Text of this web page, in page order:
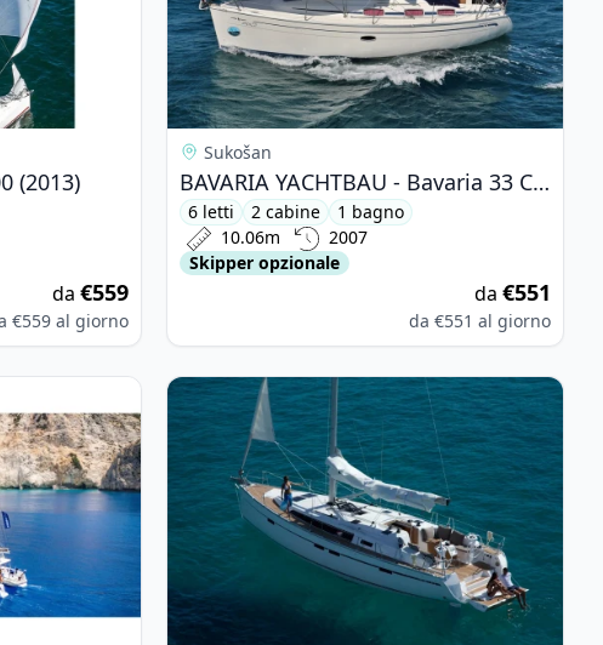
(2013)
da €559
€559 al giorno
Sukošan
BAVARIA YACHTBAU - Bavaria 33 Cruiser (2007)
6 letti 2 cabine
1 bagno
10.06m
2007
Skipper opzionale
da €551
da €551 al giorno
39 (2015) View details for BAVARIA YACHTBAU - Bavaria